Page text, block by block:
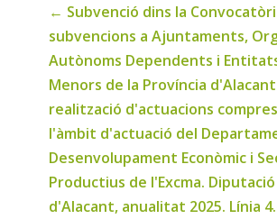
← Subvenció dins la
subvencions a Ajuntaments,
Autònoms Dependents i
Menors de la Província
realització d'actuacions
l'àmbit d'actuació del
Desenvolupament Econòmic i
Productius de l'Excma.
d'Alacant, anualitat 2025. Línia